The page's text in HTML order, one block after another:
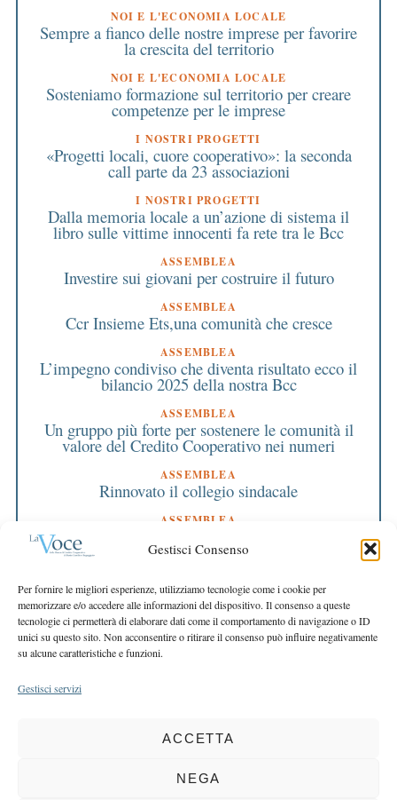
Gestisci Consenso
Per fornire le migliori esperienze, utilizziamo tecnologie come i cookie per
memorizzare e/o accedere alle informazioni del dispositivo. Il consenso a queste
tecnologie ci permetterà di elaborare dati come il comportamento di navigazione o ID
unici su questo sito. Non acconsentire o ritirare il consenso può influire negativamente
su alcune caratteristiche e funzioni.
Gestisci servizi
ACCETTA
NEGA
NOI E L'ECONOMIA LOCALE
Sempre a fianco delle nostre imprese per favorire
la crescita del territorio
NOI E L'ECONOMIA LOCALE
Sosteniamo formazione sul territorio per creare
competenze per le imprese
I NOSTRI PROGETTI
«Progetti locali, cuore cooperativo»: la seconda
call parte da 23 associazioni
I NOSTRI PROGETTI
Dalla memoria locale a un’azione di sistema il
libro sulle vittime innocenti fa rete tra le Bcc
ASSEMBLEA
Investire sui giovani per costruire il futuro
ASSEMBLEA
Ccr Insieme Ets,una comunità che cresce
ASSEMBLEA
L’impegno condiviso che diventa risultato ecco il
bilancio 2025 della nostra Bcc
ASSEMBLEA
Un gruppo più forte per sostenere le comunità il
valore del Credito Cooperativo nei numeri
ASSEMBLEA
Rinnovato il collegio sindacale
ASSEMBLEA
Bilancio approvato all’unanimità e 2 milioni
destinati al territorio
EDITORIALE DIRETTORE
Crescere restando riconoscibili
EDITORIALE PRESIDENTE
Costruire futuro insieme
COPYRIGHT 2025 LA VOCE |PRIVACY
BCC DI BUSTO GAROLFO E BUGUGGIATE